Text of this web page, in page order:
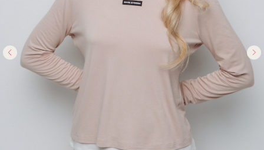
о новинках, акциях и спецпредложениях